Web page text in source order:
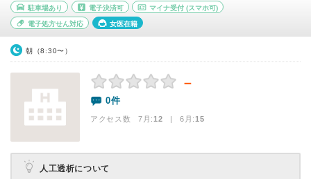
駐車場あり 電子決済可 マイナ受付 (スマホ可)
電子処方せん対応 女医在籍
朝（8:30〜）
－
0件
アクセス数 7月:12 | 6月:15
人工透析について